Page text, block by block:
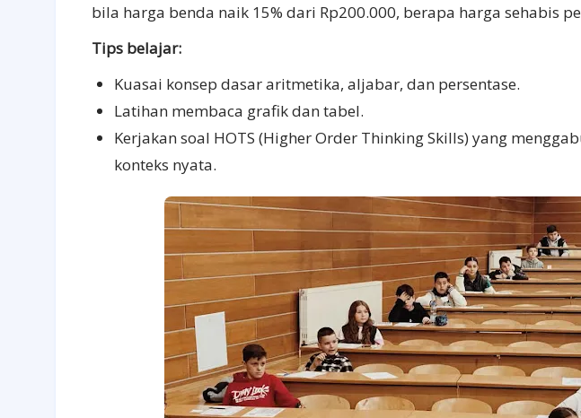
bila harga benda naik 15% dari Rp200.000, berapa harga sehabis
Tips belajar:
Kuasai konsep dasar aritmetika, aljabar, dan persentase.
Latihan membaca grafik dan tabel.
Kerjakan soal HOTS (Higher Order Thinking Skills) yang
konteks nyata.